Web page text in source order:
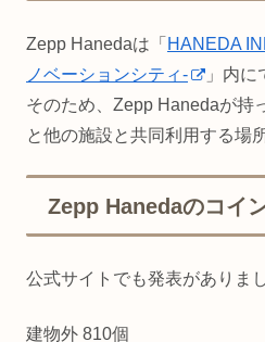
Zepp Hanedaは「 HANEDA
ノベーションシティ-
」内に
そのため、Zepp Hanedaが持
と他の施設と共同利用する場
Zepp Hanedaのコイ
公式サイトでも発表がありま
建物外 810個